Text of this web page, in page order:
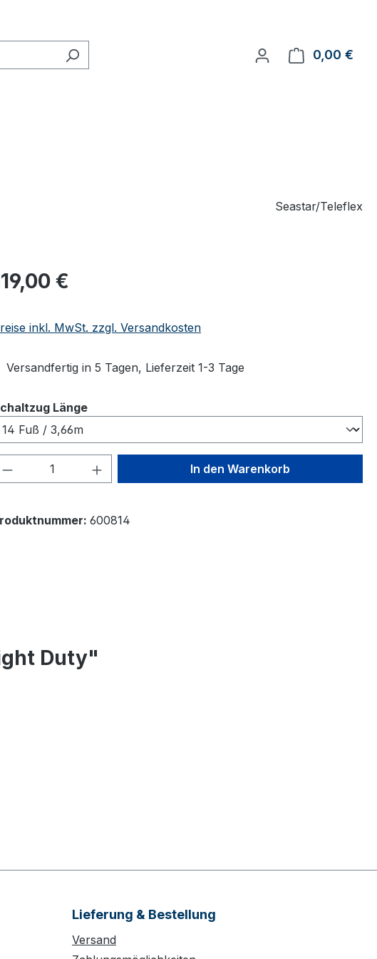
0,00 €
Seastar/Teleflex
€
inkl. MwSt. zzgl. Versandkosten
Versandfertig in 5 Tagen, Lieferzeit 1-3 Tage
Längeauswählen
Produkt Anzahl: Gib den gewünschten Wert
In den Warenkorb
600814
Duty"
Lieferung & Bestellung
Versand